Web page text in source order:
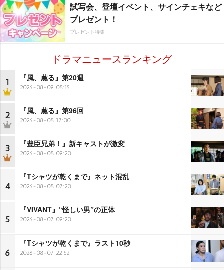
試写会、登壇イベント、サインチェキなど
プレゼント！
プレゼント特集
ドラマニュースランキング
1 『風、薫る』第20週
2026-08-09 08:15
2 『風、薫る』第96回
2026-08-08 17:00
3 『豊臣兄弟！』新キャストが激変
2026-08-08 09:20
4
『Tシャツが乾くまで』ネット混乱
2026-08-08 07:20
5
『VIVANT』“怪しい男”の正体
2026-08-07 09:20
6
『Tシャツが乾くまで』ラスト10秒
2026-08-07 22:52